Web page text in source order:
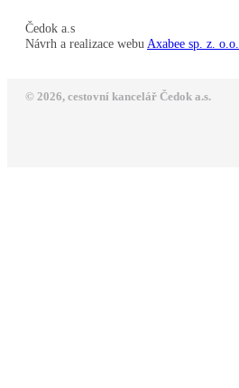
Čedok a.s
Návrh a realizace webu Axabee sp. z. o.o.
© 2026, cestovní kancelář Čedok a.s.